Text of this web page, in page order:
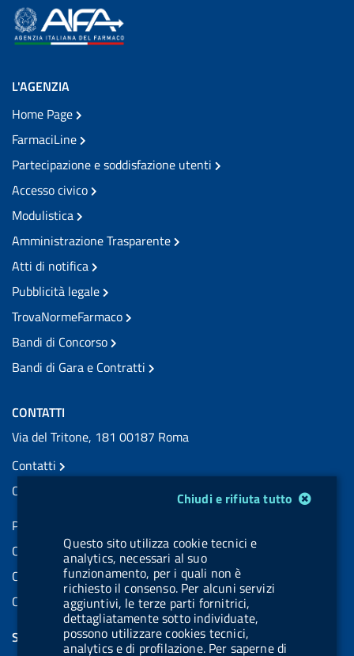
Chiudi e rifiuta tutto
Questo sito utilizza cookie tecnici e
analytics, necessari al suo
funzionamento, per i quali non è
richiesto il consenso. Per alcuni servizi
aggiuntivi, le terze parti fornitrici,
dettagliatamente sotto individuate,
possono utilizzare cookies tecnici,
analytics e di profilazione. Per saperne di
L'AGENZIA
Home Page
FarmaciLine
Partecipazione e soddisfazione utenti
Accesso civico
Modulistica
Amministrazione Trasparente
Atti di notifica
Pubblicità legale
TrovaNormeFarmaco
Bandi di Concorso
Bandi di Gara e Contratti
CONTATTI
Via del Tritone, 181 00187 Roma
Contatti
Contatti PEC
Partita IVA: 08703841000
Codice Fiscale: 97345810580
Codice IPA AIFA: aifa_rm
Codice IPA UCB: UFE1TR
SEGUICI SU